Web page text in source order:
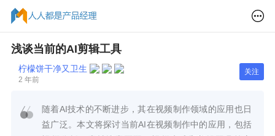
浅谈当前的AI剪辑工具
柠檬饼干净又卫生
2 年前
关注
随着AI技术的不断进步，其在视频制作领域的应用也日
益广泛。本文将探讨当前AI在视频制作中的应用，包括